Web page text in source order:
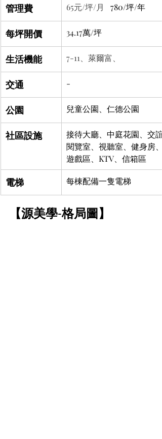
管理費 65元/坪/月 780/坪/年
每坪開價 34.17萬/坪
生活機能 7-11、萊爾富、
交通 -
公園 兒童公園、仁德公園
社區設施
接待大廳、中庭花園、交
閱覽室、視聽室、健身房
遊戲區、KTV、信箱區
電梯 每棟配備一隻電梯